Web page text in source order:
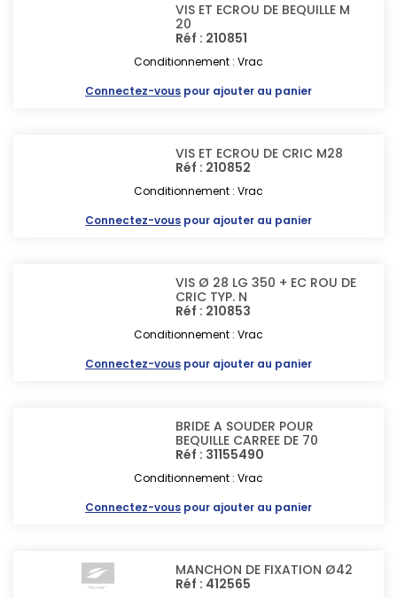
VIS ET ECROU DE BEQUILLE M
20
Réf : 210851
Conditionnement : Vrac
Connectez-vous pour ajouter au panier
VIS ET ECROU DE CRIC M28
Réf : 210852
Conditionnement : Vrac
Connectez-vous pour ajouter au panier
VIS Ø 28 LG 350 + EC ROU DE
CRIC TYP. N
Réf : 210853
Conditionnement : Vrac
Connectez-vous pour ajouter au panier
BRIDE A SOUDER POUR
BEQUILLE CARREE DE 70
Réf : 31155490
Conditionnement : Vrac
Connectez-vous pour ajouter au panier
MANCHON DE FIXATION Ø42
Réf : 412565